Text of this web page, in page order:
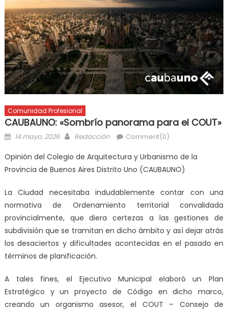
Comunidad Profesional
CAUBAUNO: «Sombrío panorama para el COUT»
14 mayo, 2026 Redacción Comment(0)
Opinión del Colegio de Arquitectura y Urbanismo de la
Provincia de Buenos Aires Distrito Uno (CAUBAUNO)
La Ciudad necesitaba indudablemente contar con una
normativa de Ordenamiento territorial convalidada
provincialmente, que diera certezas a las gestiones de
subdivisión que se tramitan en dicho ámbito y así dejar atrás
los desaciertos y dificultades acontecidas en el pasado en
términos de planificación.
A tales fines, el Ejecutivo Municipal elaboró un Plan
Estratégico y un proyecto de Código en dicho marco,
creando un organismo asesor, el COUT – Consejo de